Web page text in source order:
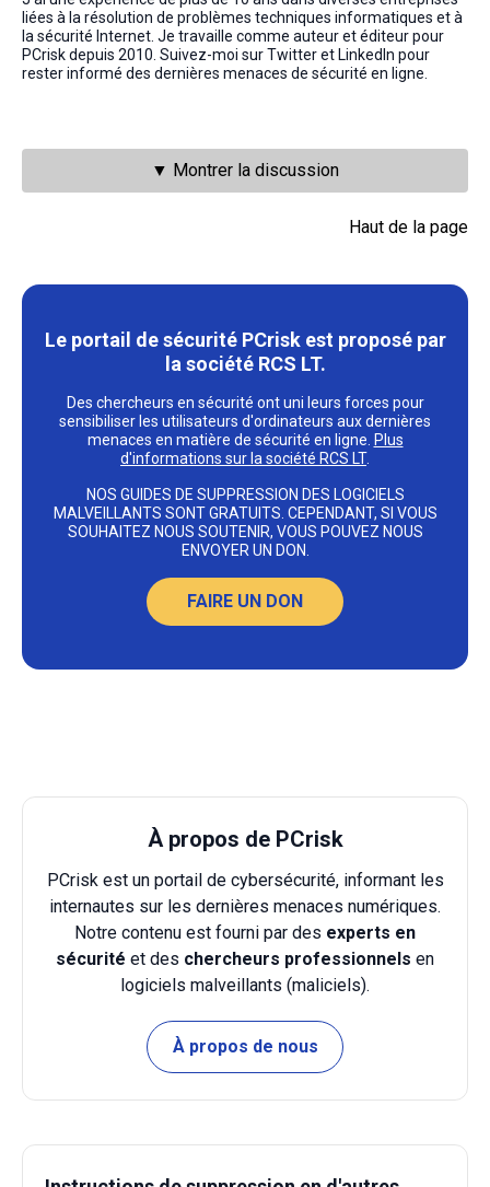
liées à la résolution de problèmes techniques informatiques et à
la sécurité Internet. Je travaille comme auteur et éditeur pour
PCrisk depuis 2010. Suivez-moi sur Twitter et LinkedIn pour
rester informé des dernières menaces de sécurité en ligne.
▼ Montrer la discussion
Haut de la page
Le portail de sécurité PCrisk est proposé par
la société RCS LT.
Des chercheurs en sécurité ont uni leurs forces pour
sensibiliser les utilisateurs d'ordinateurs aux dernières
menaces en matière de sécurité en ligne. Plus
d'informations sur la société RCS LT.
NOS GUIDES DE SUPPRESSION DES LOGICIELS
MALVEILLANTS SONT GRATUITS. CEPENDANT, SI VOUS
SOUHAITEZ NOUS SOUTENIR, VOUS POUVEZ NOUS
ENVOYER UN DON.
FAIRE UN DON
À propos de PCrisk
PCrisk est un portail de cybersécurité, informant les
internautes sur les dernières menaces numériques.
Notre contenu est fourni par des experts en
sécurité et des chercheurs professionnels en
logiciels malveillants (maliciels).
À propos de nous